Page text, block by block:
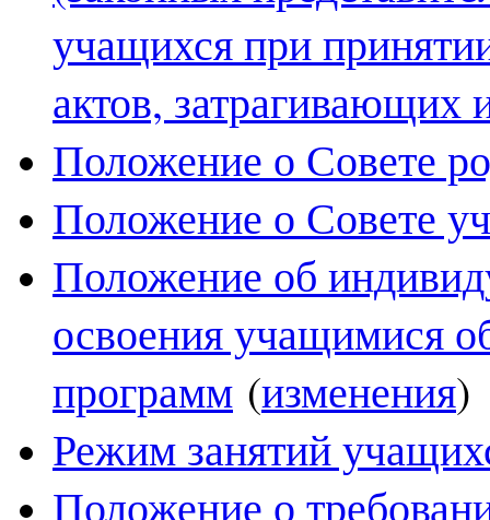
учащихся при
актов, затрагивающих
Положение о Совете
Положение о Совете
Положение об
освоения учащимися
программ (изменения)
Режим занятий
Положение о